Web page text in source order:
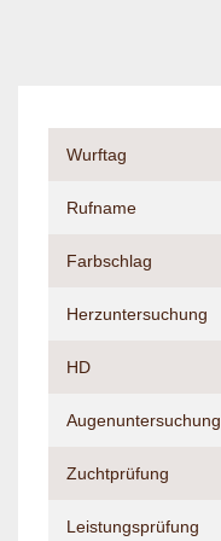
Wurftag
Rufname
Farbschlag
Herzuntersuchung
HD
Augenuntersuchung
Zuchtprüfung
Leistungsprüfung